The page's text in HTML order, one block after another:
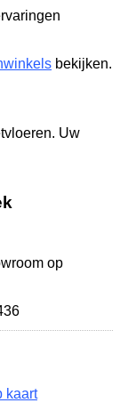
bekijken.
Uw
op
kaart